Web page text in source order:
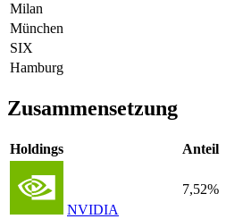
Milan
München
SIX
Hamburg
Zusammensetzung
Holdings Anteil
NVIDIA
7,52%